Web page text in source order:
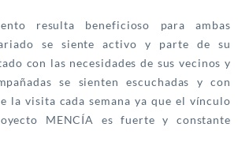
resulta beneficioso para ambas
se siente activo y parte de su
con las necesidades de sus vecinos y
se sienten escuchadas y con
la visita cada semana ya que el vínculo
MENCÍA es fuerte y constante